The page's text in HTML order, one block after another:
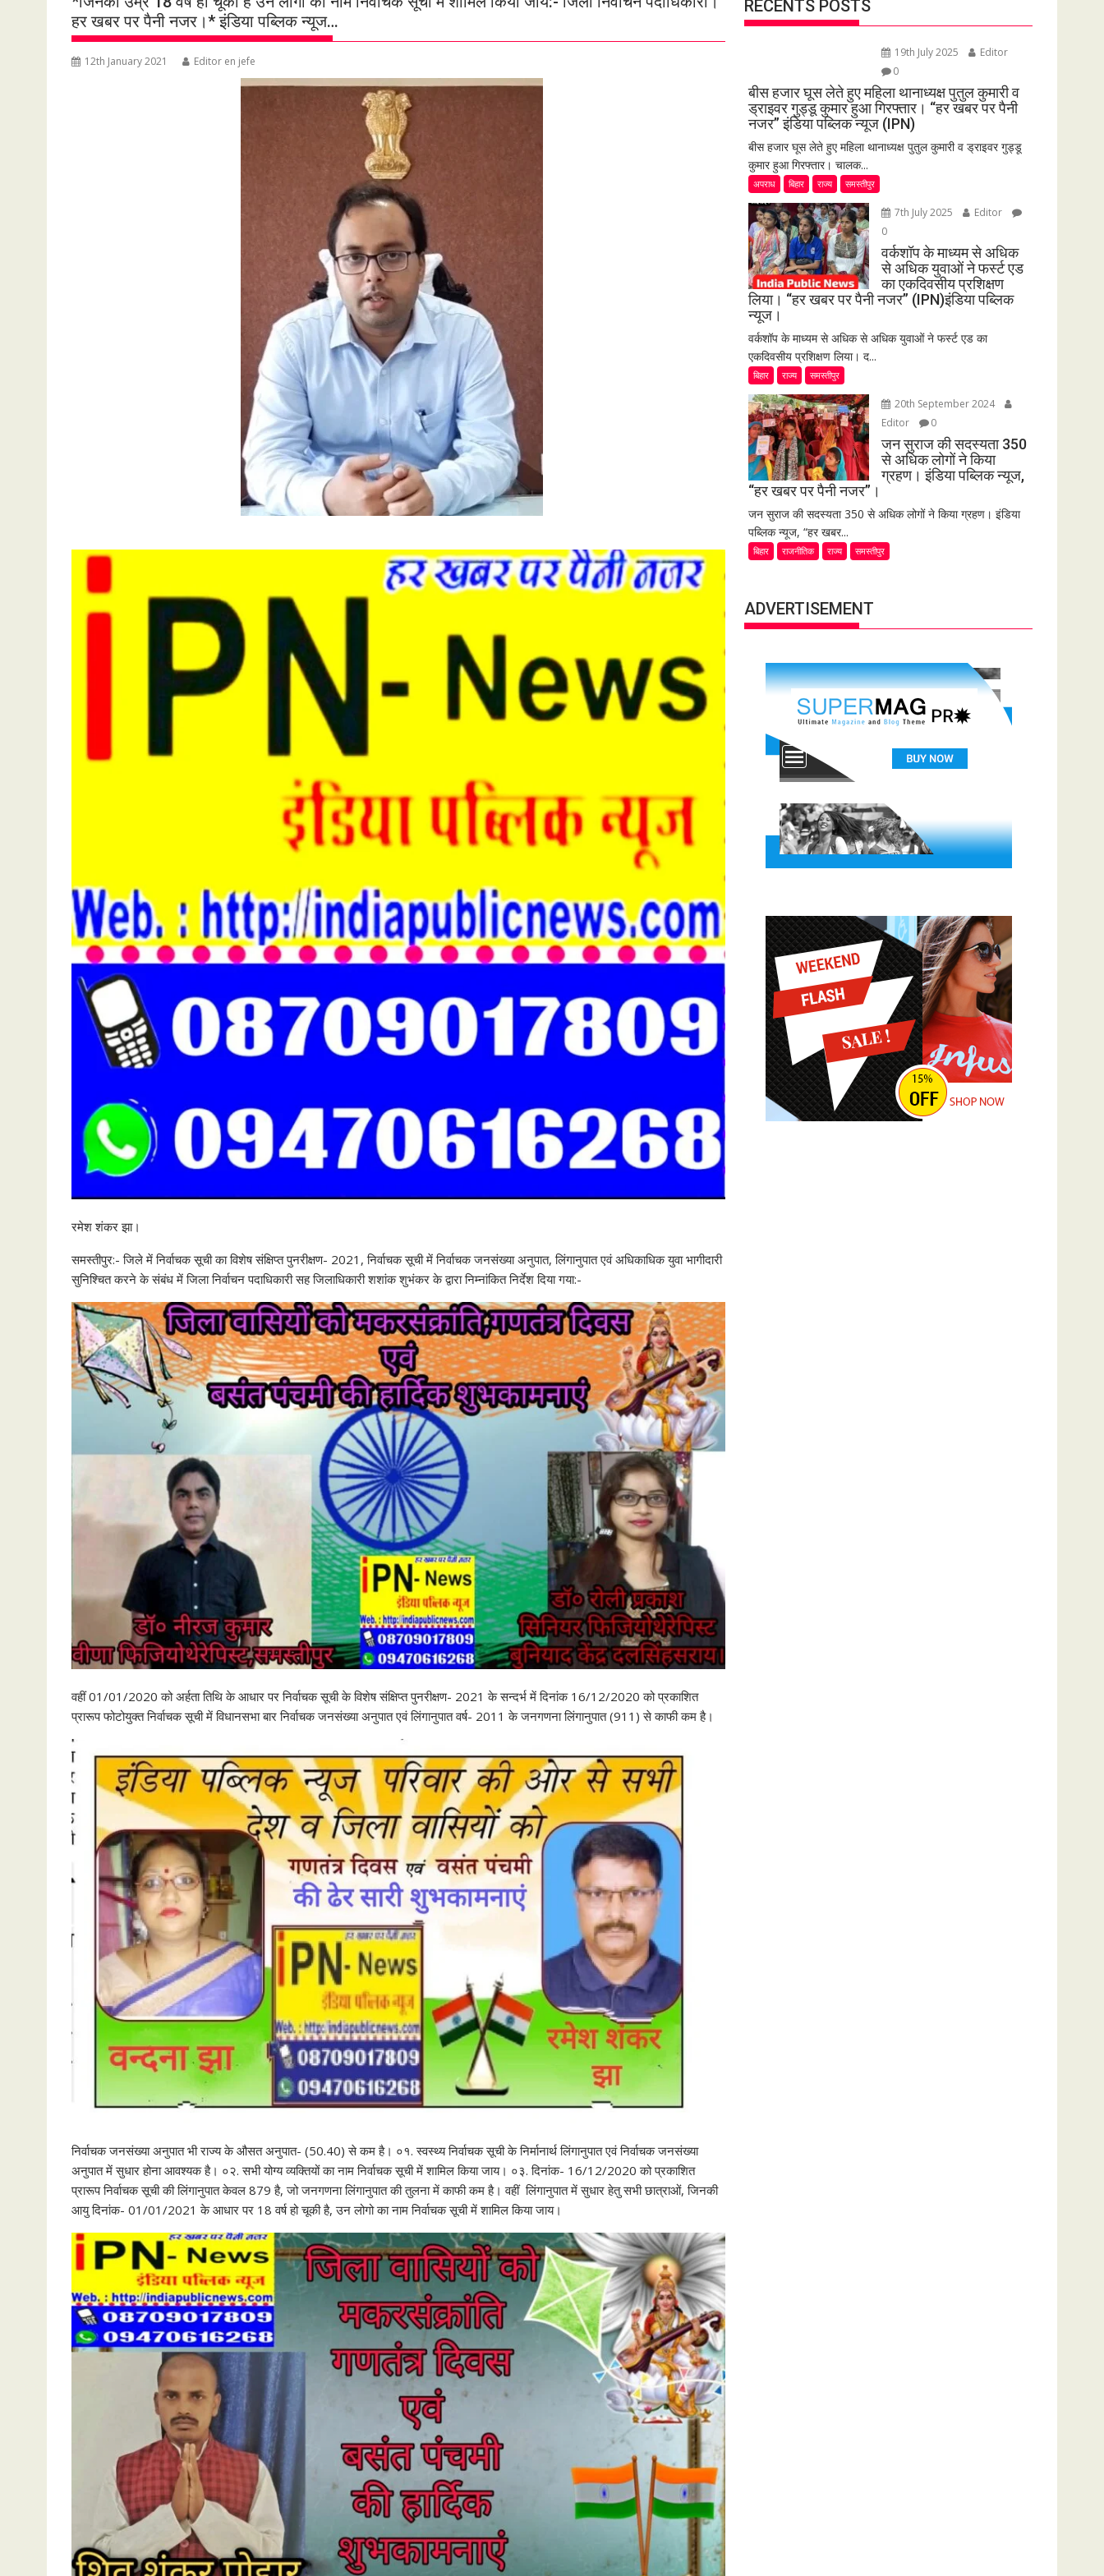
हर खबर पर पैनी नजर।* इंडिया पब्लिक न्यूज…
12th January 2021 Editor en jefe
रमेश शंकर झा।
समस्तीपुर:- जिले में निर्वाचक सूची का विशेष संक्षिप्त पुनरीक्षण- 2021, निर्वाचक सूची में निर्वाचक जनसंख्या अनुपात, लिंगानुपात एवं अधिकाधिक युवा भागीदारी
सुनिश्चित करने के संबंध में जिला निर्वाचन पदाधिकारी सह जिलाधिकारी शशांक शुभंकर के द्वारा निम्नांकित निर्देश दिया गया:-
वहीं 01/01/2020 को अर्हता तिथि के आधार पर निर्वाचक सूची के विशेष संक्षिप्त पुनरीक्षण- 2021 के सन्दर्भ में दिनांक 16/12/2020 को प्रकाशित
प्रारूप फोटोयुक्त निर्वाचक सूची में विधानसभा बार निर्वाचक जनसंख्या अनुपात एवं लिंगानुपात वर्ष- 2011 के जनगणना लिंगानुपात (911) से काफी कम है।
निर्वाचक जनसंख्या अनुपात भी राज्य के औसत अनुपात- (50.40) से कम है। ०१. स्वस्थ्य निर्वाचक सूची के निर्मानार्थ लिंगानुपात एवं निर्वाचक जनसंख्या
अनुपात में सुधार होना आवश्यक है। ०२. सभी योग्य व्यक्तियों का नाम निर्वाचक सूची में शामिल किया जाय। ०३. दिनांक- 16/12/2020 को प्रकाशित
प्रारूप निर्वाचक सूची की लिंगानुपात केवल 879 है, जो जनगणना लिंगानुपात की तुलना में काफी कम है। वहीं लिंगानुपात में सुधार हेतु सभी छात्राओं, जिनकी
आयु दिनांक- 01/01/2021 के आधार पर 18 वर्ष हो चूकी है, उन लोगो का नाम निर्वाचक सूची में शामिल किया जाय।
RECENTS POSTS
19th July 2025
Editor
0
बीस हजार घूस लेते हुए महिला थानाध्यक्ष पुतुल कुमारी व
ड्राइवर गुड्डू कुमार हुआ गिरफ्तार। “हर खबर पर पैनी
नजर” इंडिया पब्लिक न्यूज (IPN)
बीस हजार घूस लेते हुए महिला थानाध्यक्ष पुतुल कुमारी व ड्राइवर गुड्डू
कुमार हुआ गिरफ्तार। चालक...
अपराध बिहार राज्य समस्तीपुर
7th July 2025
Editor
0
वर्कशॉप के माध्यम से अधिक
से अधिक युवाओं ने फर्स्ट एड
का एकदिवसीय प्रशिक्षण
लिया। “हर खबर पर पैनी नजर” (IPN)इंडिया पब्लिक
न्यूज।
वर्कशॉप के माध्यम से अधिक से अधिक युवाओं ने फर्स्ट एड का
एकदिवसीय प्रशिक्षण लिया। द...
बिहार राज्य समस्तीपुर
20th September 2024
Editor
0
जन सुराज की सदस्यता 350
से अधिक लोगों ने किया
ग्रहण। इंडिया पब्लिक न्यूज,
“हर खबर पर पैनी नजर”।
जन सुराज की सदस्यता 350 से अधिक लोगों ने किया ग्रहण। इंडिया
पब्लिक न्यूज, “हर खबर...
बिहार राजनीतिक राज्य समस्तीपुर
ADVERTISEMENT